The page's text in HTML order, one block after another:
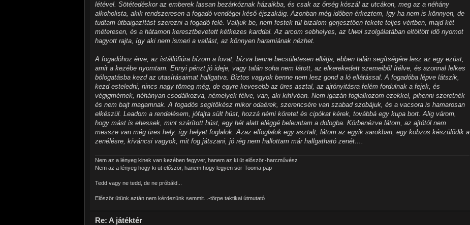
létével. Sötétedéskor az emberek lassan bezárkóznak házaikba, és csak az őrség kószál az utcákon, meg az a néhány
alkoholista, akik rendszeresen a fogadó vendégei késő éjszakáig. Azonban még időben érkeztem, így ha nem is könnyen, de
tudtam útbaigazítást szerezni a fogadó felé. Valljuk be, nem festek túl bizalom gerjesztően fekete teljes vértben, majd két
méteresen, és a hátamon keresztbevetett kétkezes karddal. Az arcom sebhelyes, az Uwel szolgálatában eltöltött idő nyomot
hagyott rajta, így aki nem ismeri a vallást, az könnyen haramiának nézhet.
A fogadóhoz érve, az istállófiúra bízom a lovat, bízva benne becsületesen ellátja, ebben talán segítségére lesz az egy ezüst,
amit a kezébe nyomtam. Ennyi pénzt jó ideje, vagy talán soha nem látott, az elkerekedett szemeiből ítélve, és azonnal lelkes
bólogatásba kezd az utasításaimat hallgatva. Biztos vagyok benne nem lesz gond a ló ellátással. A fogadóba lépve látszik,
kezd esteledni, nincs nagy tömeg még, de egyre kevesebb az üres asztal, az ajtónyitásra felém fordulnak a fejek, és
végigmérnek, néhányan csodálkozva, némelyek félve, van, aki kihívóan. Nem igazán foglalkozom ezekkel, pihenni szeretnék
és nem bajt magamnak. A fogadós segítőkész mikor odaérek, szerencsére van szabad szobájuk, és a vacsora is hamarosan
elkészül. Leadom a rendelésem, jófajta sült húst, hozzá némi köretet és cipókat kérek, továbbá egy kupa bort. Alig várom,
hogy mást is ehessek, mint szárított húst, egy hét alatt eléggé beleuntam a dologba. Körbenézve látom, az ajtótól nem
messze van még üres hely, így helyet foglalok. Azaz elfoglalok egy asztalt, látom az egyik sarokban, egy kobzos készülődik a
zenélésre, kíváncsi vagyok, mit fog játszani, jó rég nem hallottam már hallgatható zenét….
Nem az a lényeg kinek van kezében fegyver, hanem az ki üt először.-harcművész
Nem az a lényeg hogy ki üt először, hanem hogy legyen sör-Tooma pap
Tedd vagy ne tedd, de ne próbáld...
Először ütünk aztán nem kérdezünk semmit...-törpe taktikai útmutató
Re: A játéktér